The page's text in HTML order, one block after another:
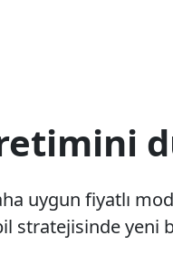
uygun fiyatlı
stratejisinde yeni